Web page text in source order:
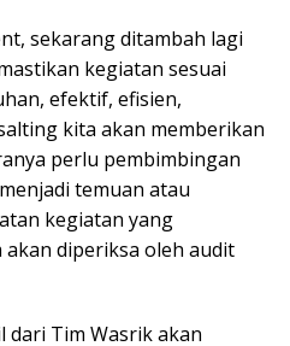
sekarang ditambah lagi
kegiatan sesuai
efektif, efisien,
kita akan memberikan
perlu pembimbingan
temuan atau
kegiatan yang
diperiksa oleh audit
dari Tim Wasrik akan